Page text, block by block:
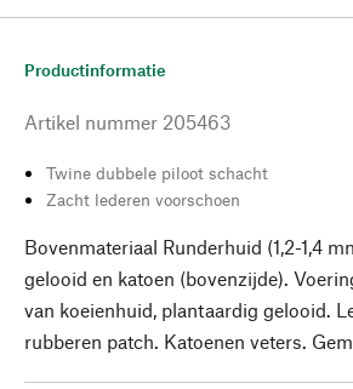
Productinformatie
Artikel nummer 205463
Twine dubbele piloot schacht
Zacht lederen voorschoen
Bovenmateriaal Runderhuid (1,2-1,4
gelooid en katoen (bovenzijde).
van koeienhuid, plantaardig gelooid.
rubberen patch. Katoenen veters.